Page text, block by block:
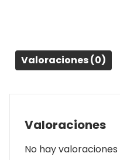
Valoraciones (0)
Valoraciones
No hay valoraciones